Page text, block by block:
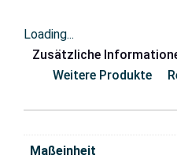
Loading...
Zusätzliche
Weitere Produkte
Maßeinheit